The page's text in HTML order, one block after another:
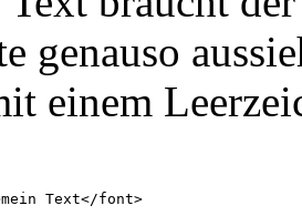
genauso
einem